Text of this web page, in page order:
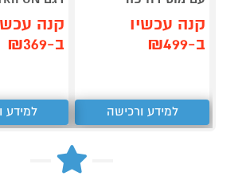
קנה עכשיו
ב-₪499
למידע ורכישה
קנה
ב-₪369
למידע